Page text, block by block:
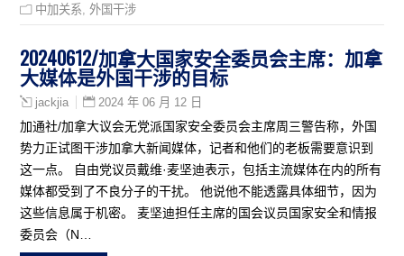
中加关系 ,外国干涉
20240612/加拿大国家安全委员会主席：加拿
大媒体是外国干涉的目标
jackjia 2024 年 06 月 12 日
加通社/加拿大议会无党派国家安全委员会主席周三警告称，外国
势力正试图干涉加拿大新闻媒体，记者和他们的老板需要意识到
这一点。 自由党议员戴维·麦坚迪表示，包括主流媒体在内的所有
媒体都受到了不良分子的干扰。 他说他不能透露具体细节，因为
这些信息属于机密。 麦坚迪担任主席的国会议员国家安全和情报
委员会（N…